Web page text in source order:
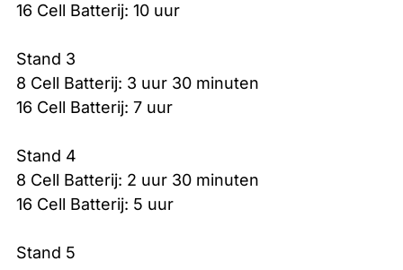
16 Cell Batterij: 10 uur
Stand 3
8 Cell Batterij: 3 uur 30 minuten
16 Cell Batterij: 7 uur
Stand 4
8 Cell Batterij: 2 uur 30 minuten
16 Cell Batterij: 5 uur
Stand 5